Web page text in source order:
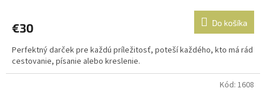
€30 Do košíka
Perfektný darček pre každú príležitosť, poteší každého, kto má rád
cestovanie, písanie alebo kreslenie.
Kód: 1608